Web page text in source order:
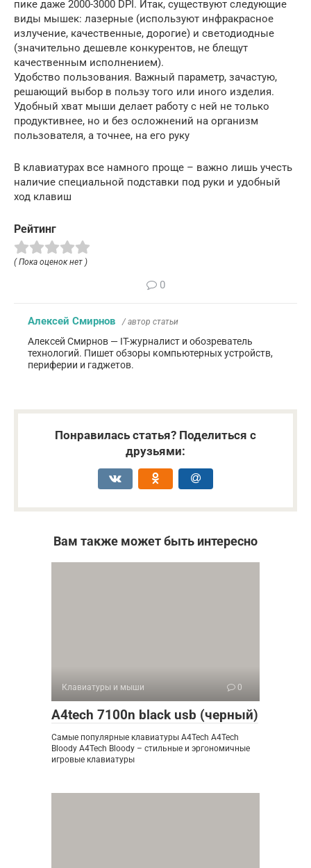
пике даже 2000-3000 DPI. Итак, существуют следующие
виды мышек: лазерные (используют инфракрасное
излучение, качественные, дорогие) и светодиодные
(значительно дешевле конкурентов, не блещут
качественным исполнением).
Удобство пользования. Важный параметр, зачастую,
решающий выбор в пользу того или иного изделия.
Удобный хват мыши делает работу с ней не только
продуктивнее, но и без осложнений на организм
пользователя, а точнее, на его руку
В клавиатурах все намного проще – важно лишь учесть
наличие специальной подставки под руки и удобный
ход клавиш
Рейтинг
( Пока оценок нет )
0
Алексей Смирнов / автор статьи
Алексей Смирнов — IT-журналист и обозреватель
технологий. Пишет обзоры компьютерных устройств,
периферии и гаджетов.
Понравилась статья? Поделиться с
друзьями:
Вам также может быть интересно
Клавиатуры и мыши 0
A4tech 7100n black usb (черный)
Самые популярные клавиатуры A4Tech A4Tech
Bloody A4Tech Bloody – стильные и эргономичные
игровые клавиатуры